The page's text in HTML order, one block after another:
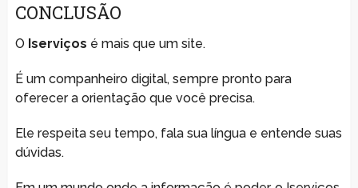
CONCLUSÃO
O Iserviços é mais que um site.
É um companheiro digital, sempre pronto para
oferecer a orientação que você precisa.
Ele respeita seu tempo, fala sua língua e entende suas
dúvidas.